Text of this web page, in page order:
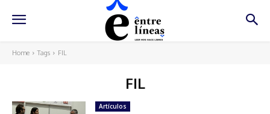
Home Tags FIL
FIL
Artículos